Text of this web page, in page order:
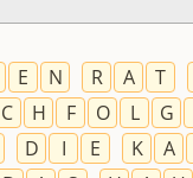
E N R A T
C H F O L G
D I E K A